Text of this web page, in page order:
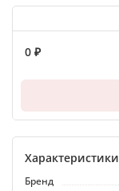
0 ₽
Характеристики
Бренд